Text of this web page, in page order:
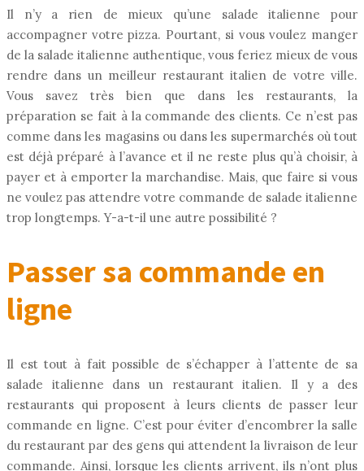
Il n’y a rien de mieux qu’une salade italienne pour
accompagner votre pizza. Pourtant, si vous voulez manger
de la salade italienne authentique, vous feriez mieux de vous
rendre dans un meilleur restaurant italien de votre ville.
Vous savez très bien que dans les restaurants, la
préparation se fait à la commande des clients. Ce n’est pas
comme dans les magasins ou dans les supermarchés où tout
est déjà préparé à l’avance et il ne reste plus qu’à choisir, à
payer et à emporter la marchandise. Mais, que faire si vous
ne voulez pas attendre votre commande de salade italienne
trop longtemps. Y-a-t-il une autre possibilité ?
Passer sa commande en
ligne
Il est tout à fait possible de s’échapper à l’attente de sa
salade italienne dans un restaurant italien. Il y a des
restaurants qui proposent à leurs clients de passer leur
commande en ligne. C’est pour éviter d’encombrer la salle
du restaurant par des gens qui attendent la livraison de leur
commande. Ainsi, lorsque les clients arrivent, ils n’ont plus